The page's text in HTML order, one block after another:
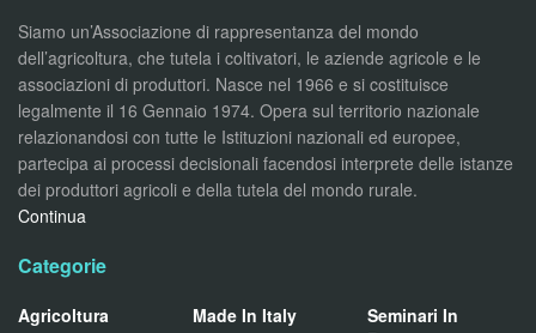
Siamo un’Associazione di rappresentanza del mondo
dell’agricoltura, che tutela i coltivatori, le aziende agricole e le
associazioni di produttori. Nasce nel 1966 e si costituisce
legalmente il 16 Gennaio 1974. Opera sul territorio nazionale
relazionandosi con tutte le Istituzioni nazionali ed europee,
partecipa ai processi decisionali facendosi interprete delle istanze
dei produttori agricoli e della tutela del mondo rurale.
Continua
Categorie
Agricoltura
Made In Italy
Seminari In